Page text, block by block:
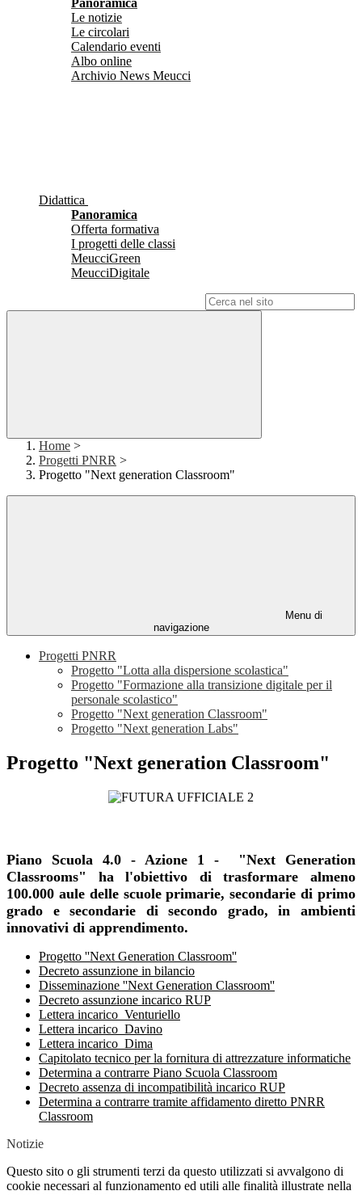
Panoramica
Le notizie
Le circolari
Calendario eventi
Albo online
Archivio News Meucci
Didattica
Panoramica
Offerta formativa
I progetti delle classi
MeucciGreen
MeucciDigitale
Home >
Progetti PNRR >
Progetto "Next generation Classroom"
Menu di
navigazione
Progetti PNRR
Progetto "Lotta alla dispersione scolastica"
Progetto "Formazione alla transizione digitale per il
personale scolastico"
Progetto "Next generation Classroom"
Progetto "Next generation Labs"
Progetto "Next generation Classroom"
Piano Scuola 4.0 - Azione 1 -
"Next Generation
Classrooms" ha l'obiettivo di trasformare almeno
100.000 aule delle scuole primarie, secondarie di primo
grado e secondarie di secondo grado, in ambienti
innovativi di apprendimento.
Progetto ''Next Generation Classroom''
Decreto assunzione in bilancio
Disseminazione ''Next Generation Classroom''
Decreto assunzione incarico RUP
Lettera incarico_Venturiello
Lettera incarico_Davino
Lettera incarico_Dima
Capitolato tecnico per la fornitura di attrezzature informatiche
Determina a contrarre Piano Scuola Classroom
Decreto assenza di incompatibilità incarico RUP
Determina a contrarre tramite affidamento diretto PNRR
Classroom
Notizie
Questo sito o gli strumenti terzi da questo utilizzati si avvalgono di
cookie necessari al funzionamento ed utili alle finalità illustrate nella